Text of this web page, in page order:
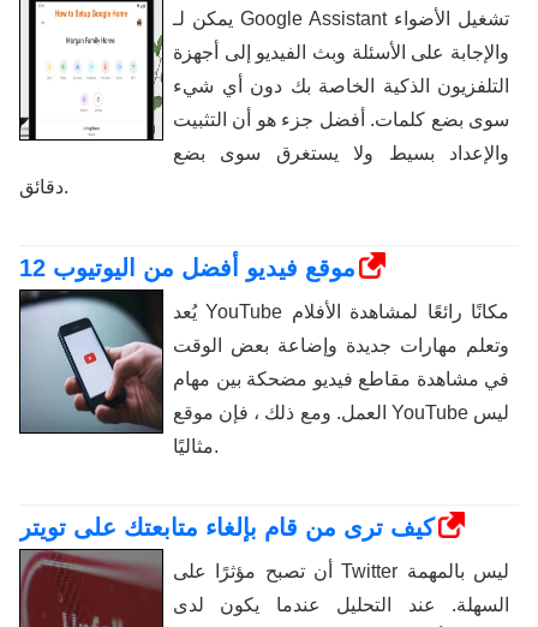
يمكن لـ Google Assistant تشغيل الأضواء
والإجابة على الأسئلة وبث الفيديو إلى أجهزة
التلفزيون الذكية الخاصة بك دون أي شيء
سوى بضع كلمات. أفضل جزء هو أن التثبيت
والإعداد بسيط ولا يستغرق سوى بضع
دقائق.
12 موقع فيديو أفضل من اليوتيوب
يُعد YouTube مكانًا رائعًا لمشاهدة الأفلام
وتعلم مهارات جديدة وإضاعة بعض الوقت
في مشاهدة مقاطع فيديو مضحكة بين مهام
العمل. ومع ذلك ، فإن موقع YouTube ليس
مثاليًا.
كيف ترى من قام بإلغاء متابعتك على تويتر
أن تصبح مؤثرًا على Twitter ليس بالمهمة
السهلة. عند التحليل عندما يكون لدى